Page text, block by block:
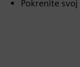
Pokrenite